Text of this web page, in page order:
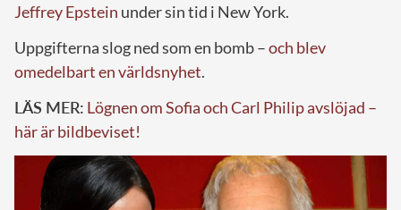
Jeffrey Epstein under sin tid i New York.
Uppgifterna slog ned som en bomb –och blev
omedelbart en världsnyhet.
LÄS MER: Lögnen om Sofia och Carl Philip avslöjad –
här är bildbeviset!